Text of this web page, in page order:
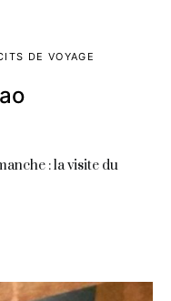
DE VOYAGE
: la visite du